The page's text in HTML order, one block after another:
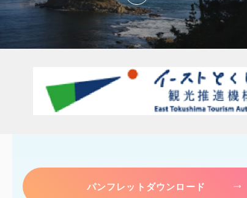
パンフレットダウンロード